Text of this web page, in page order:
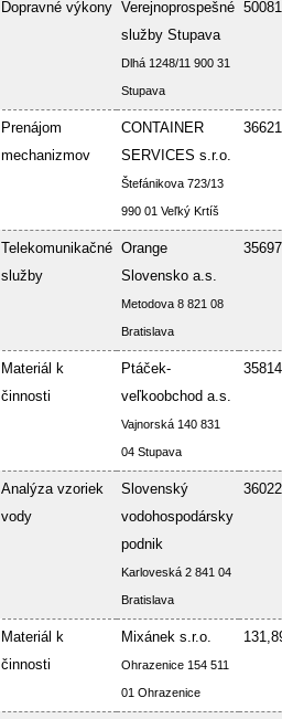
Dopravné výkony Verejnoprospešné
služby Stupava
Dlhá 1248/11 900 31
Stupava
Prenájom
mechanizmov
CONTAINER
SERVICES s.r.o.
Štefánikova 723/13
990 01 Veľký Krtíš
Telekomunikačné
služby
Orange
Slovensko a.s.
Metodova 8 821 08
Bratislava
Materiál k
činnosti
Ptáček-
veľkoobchod a.s.
Vajnorská 140 831
04 Stupava
Analýza vzoriek
vody
Slovenský
vodohospodársky
podnik
Karloveská 2 841 04
Bratislava
Materiál k
činnosti
Mixánek s.r.o.
Ohrazenice 154 511
01 Ohrazenice